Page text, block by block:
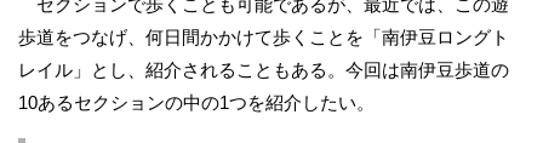
セクションで歩くことも可能であるが、最近では、この遊
歩道をつなげ、何日間かかけて歩くことを「南伊豆ロングト
レイル」とし、紹介されることもある。今回は南伊豆歩道の
10あるセクションの中の1つを紹介したい。